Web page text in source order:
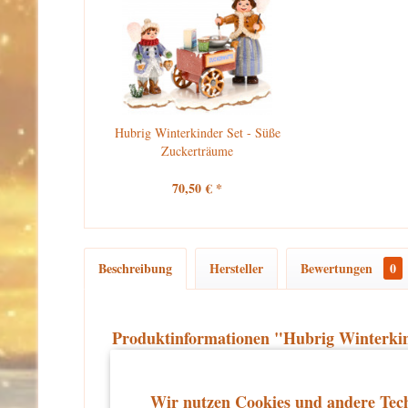
Hubrig Winterkinder Set - Süße
Zuckerträume
70,50 € *
Beschreibung Hersteller Bewertungen 0
Produktinformationen "Hubrig
Wir nutzen Cookies und andere